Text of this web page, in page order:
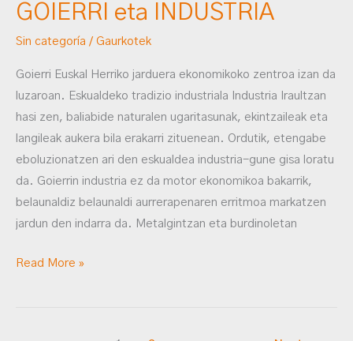
GOIERRI eta INDUSTRIA
Sin categoría / Gaurkotek
Goierri Euskal Herriko jarduera ekonomikoko zentroa izan da
luzaroan. Eskualdeko tradizio industriala Industria Iraultzan
hasi zen, baliabide naturalen ugaritasunak, ekintzaileak eta
langileak aukera bila erakarri zituenean. Ordutik, etengabe
eboluzionatzen ari den eskualdea industria-gune gisa loratu
da. Goierrin industria ez da motor ekonomikoa bakarrik,
belaunaldiz belaunaldi aurrerapenaren erritmoa markatzen
jardun den indarra da. Metalgintzan eta burdinoletan
Read More »